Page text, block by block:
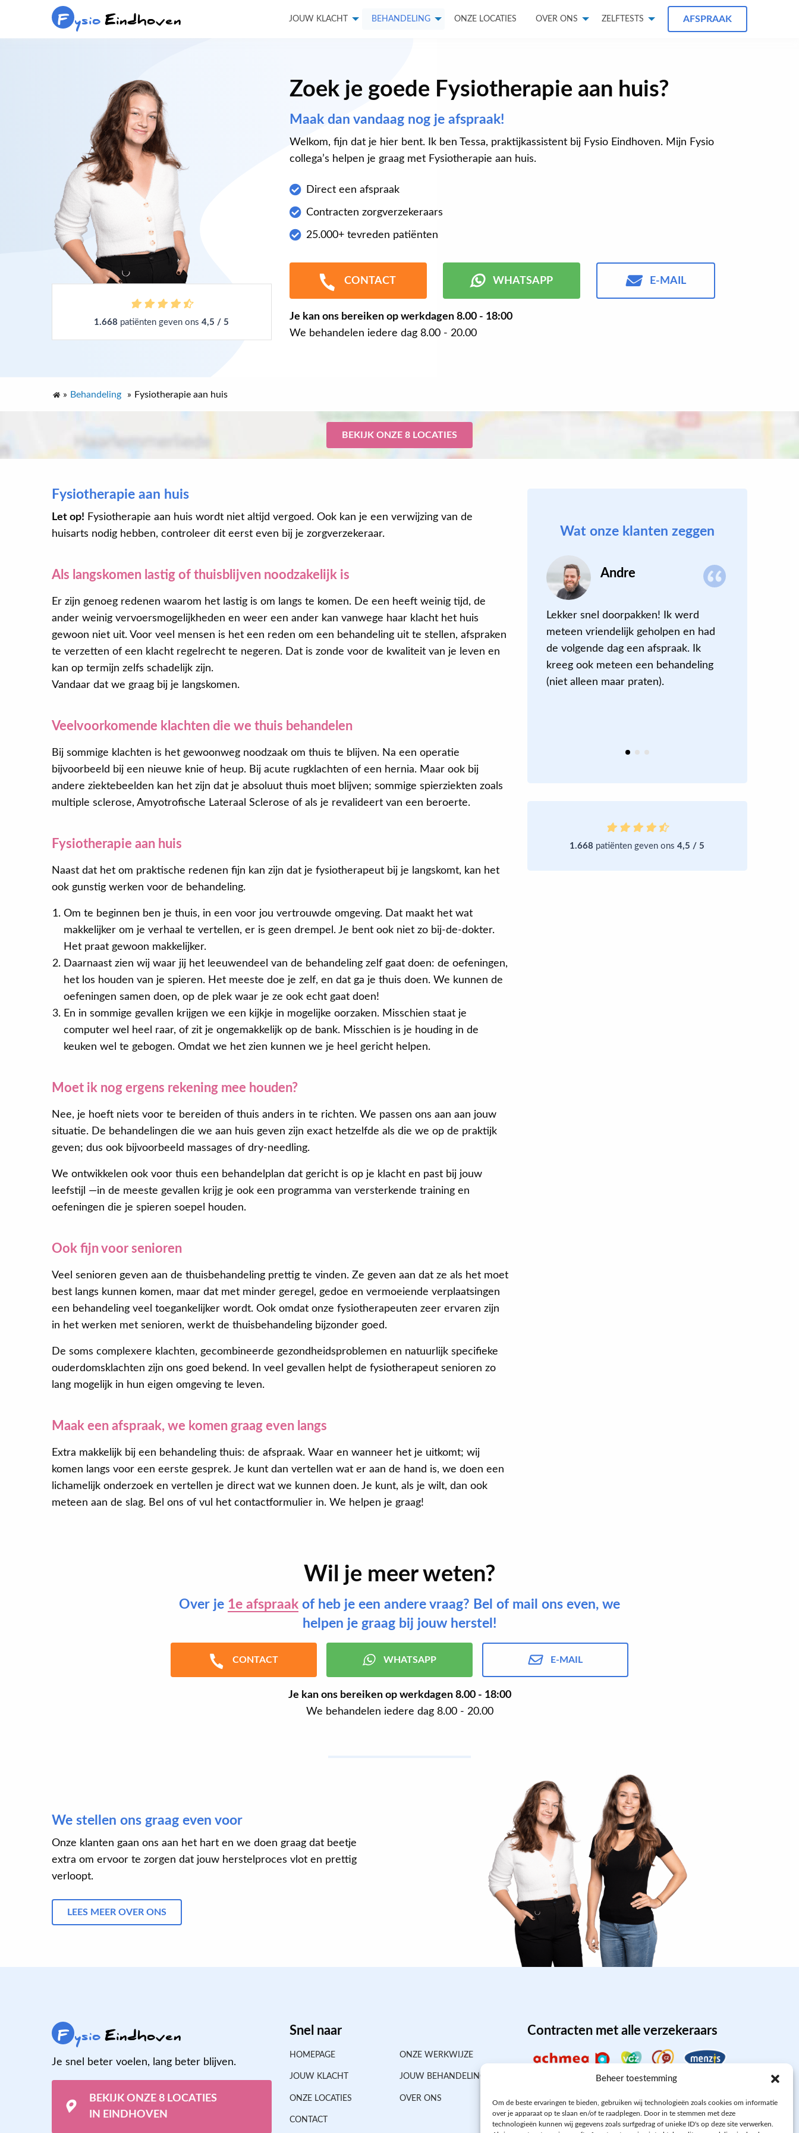
Beheer toestemming
Om de beste ervaringen te bieden, gebruiken wij technologieën zoals cookies om informatie
over je apparaat op te slaan en/of te raadplegen. Door in te stemmen met deze
technologieën kunnen wij gegevens zoals surfgedrag of unieke ID's op deze site verwerken.
F ysioEindhoven JOUW KLACHT BEHANDELING ONZE LOCATIES OVER ONS ZELFTESTS AFSPRAAK
1.668 patiënten geven ons4,5 / 5
Zoek je goede Fysiotherapie aan huis?
Maak dan vandaag nog je afspraak!
Welkom, fijn dat je hier bent. Ik ben Tessa, praktijkassistent bij Fysio Eindhoven. Mijn Fysio
collega’s helpen je graag met Fysiotherapie aan huis.
Direct een afspraak
Contracten zorgverzekeraars
25.000+ tevreden patiënten
CONTACT WHATSAPP E-MAIL
Je kan ons bereiken op werkdagen8.00 - 18:00
We behandelen iedere dag 8.00 - 20.00
» Behandeling » Fysiotherapie aan huis
BEKIJK ONZE 8 LOCATIES
Fysiotherapie aan huis
Let op! Fysiotherapie aan huis wordt niet altijd vergoed. Ook kan je een verwijzing van de
huisarts nodig hebben, controleer dit eerst even bij je zorgverzekeraar.
Als langskomen lastig of thuisblijven noodzakelijk is
Er zijn genoeg redenen waarom het lastig is om langs te komen. De een heeft weinig tijd, de
ander weinig vervoersmogelijkheden en weer een ander kan vanwege haar klacht het huis
gewoon niet uit. Voor veel mensen is het een reden om een behandeling uit te stellen, afspraken
te verzetten of een klacht regelrecht te negeren. Dat is zonde voor de kwaliteit van je leven en
kan op termijn zelfs schadelijk zijn.
Vandaar dat we graag bij je langskomen.
Veelvoorkomende klachten die we thuis behandelen
Bij sommige klachten is het gewoonweg noodzaak om thuis te blijven. Na een operatie
bijvoorbeeld bij een nieuwe knie of heup. Bij acute rugklachten of een hernia. Maar ook bij
andere ziektebeelden kan het zijn dat je absoluut thuis moet blijven; sommige spierziekten zoals
multiple sclerose, Amyotrofische Lateraal Sclerose of als je revalideert van een beroerte.
Fysiotherapie aan huis
Naast dat het om praktische redenen fijn kan zijn dat je fysiotherapeut bij je langskomt, kan het
ook gunstig werken voor de behandeling.
Om te beginnen ben je thuis, in een voor jou vertrouwde omgeving. Dat maakt het wat
makkelijker om je verhaal te vertellen, er is geen drempel. Je bent ook niet zo bij-de-dokter.
Het praat gewoon makkelijker.
Daarnaast zien wij waar jij het leeuwendeel van de behandeling zelf gaat doen: de oefeningen,
het los houden van je spieren. Het meeste doe je zelf, en dat ga je thuis doen. We kunnen de
oefeningen samen doen, op de plek waar je ze ook echt gaat doen!
En in sommige gevallen krijgen we een kijkje in mogelijke oorzaken. Misschien staat je
computer wel heel raar, of zit je ongemakkelijk op de bank. Misschien is je houding in de
keuken wel te gebogen. Omdat we het zien kunnen we je heel gericht helpen.
Moet ik nog ergens rekening mee houden?
Nee, je hoeft niets voor te bereiden of thuis anders in te richten. We passen ons aan aan jouw
situatie. De behandelingen die we aan huis geven zijn exact hetzelfde als die we op de praktijk
geven; dus ook bijvoorbeeld massages of dry-needling.
We ontwikkelen ook voor thuis een behandelplan dat gericht is op je klacht en past bij jouw
leefstijl —in de meeste gevallen krijg je ook een programma van versterkende training en
oefeningen die je spieren soepel houden.
Ook fijn voor senioren
Veel senioren geven aan de thuisbehandeling prettig te vinden. Ze geven aan dat ze als het moet
best langs kunnen komen, maar dat met minder geregel, gedoe en vermoeiende verplaatsingen
een behandeling veel toegankelijker wordt. Ook omdat onze fysiotherapeuten zeer ervaren zijn
in het werken met senioren, werkt de thuisbehandeling bijzonder goed.
De soms complexere klachten, gecombineerde gezondheidsproblemen en natuurlijk specifieke
ouderdomsklachten zijn ons goed bekend. In veel gevallen helpt de fysiotherapeut senioren zo
lang mogelijk in hun eigen omgeving te leven.
Maak een afspraak, we komen graag even langs
Extra makkelijk bij een behandeling thuis: de afspraak. Waar en wanneer het je uitkomt; wij
komen langs voor een eerste gesprek. Je kunt dan vertellen wat er aan de hand is, we doen een
lichamelijk onderzoek en vertellen je direct wat we kunnen doen. Je kunt, als je wilt, dan ook
meteen aan de slag. Bel ons of vul het contactformulier in. We helpen je graag!
Wat onze klanten zeggen
Na de behandeling van mijn onderrug,
slaap ik beter, kan ik langer zitten,
geconcentreerder werken en heb ik in
Andre
Lekker snel doorpakken! Ik werd
meteen vriendelijk geholpen en had
de volgende dag een afspraak. Ik
kreeg ook meteen een behandeling
(niet alleen maar praten).
1.668 patiënten geven ons4,5 / 5
Wil je meer weten?
Over je 1e afspraak of heb je een andere vraag? Bel of mail ons even, we
helpen je graag bij jouw herstel!
CONTACT WHATSAPP E-MAIL
Je kan ons bereiken op werkdagen8.00 - 18:00
We behandelen iedere dag 8.00 - 20.00
We stellen ons graag even voor
Onze klanten gaan ons aan het hart en we doen graag dat beetje
extra om ervoor te zorgen dat jouw herstelproces vlot en prettig
verloopt.
LEES MEER OVER ONS
F ysioEindhoven
Je snel beter voelen, lang beter blijven.
BEKIJK ONZE 8 LOCATIES
IN EINDHOVEN
Snel naar
HOMEPAGE ONZE WERKWIJZE
JOUW KLACHT JOUW BEHANDELING
ONZE LOCATIES OVER ONS
CONTACT
Contracten met alle verzekeraars